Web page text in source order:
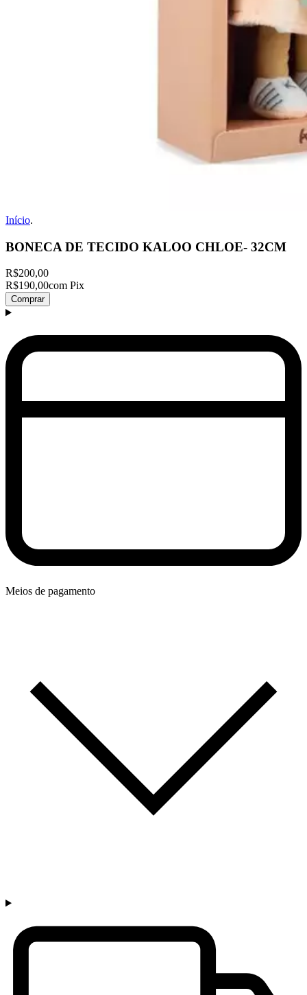
Início.
BONECA DE TECIDO KALOO CHLOE- 32CM
R$200,00
R$190,00com Pix
Comprar
Meios de pagamento